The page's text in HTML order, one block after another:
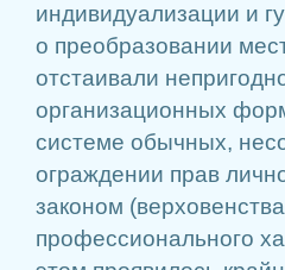
индивидуализации и
о преобразовании
отстаивали
организационных
системе обычных,
ограждении прав
законом
профессионального